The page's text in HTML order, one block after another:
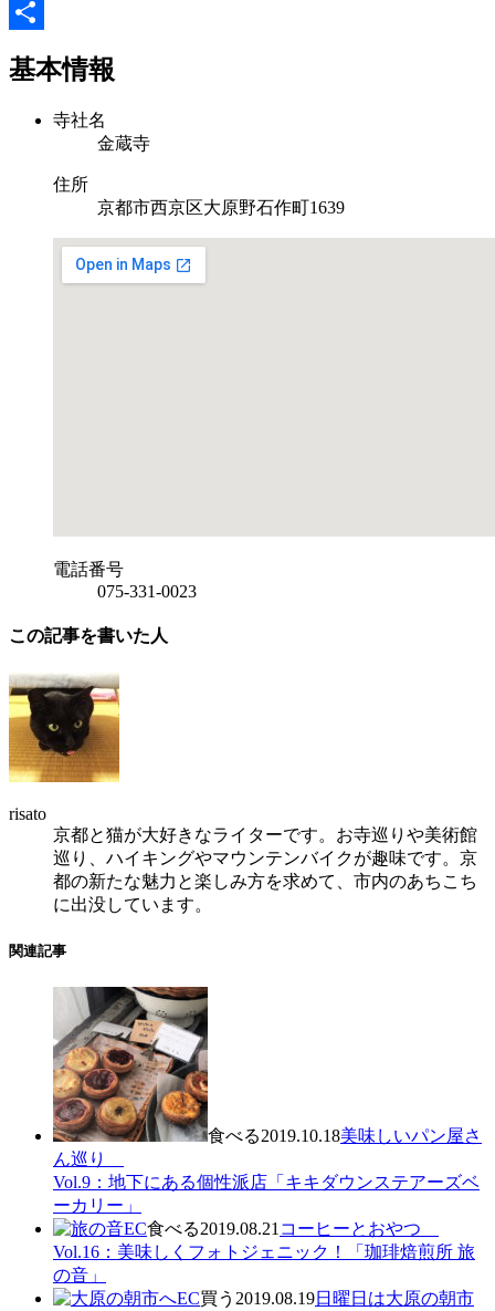
Email
有
基本情報
寺社名
金蔵寺
住所
京都市西京区大原野石作町1639
電話番号
075-331-0023
この記事を書いた人
risato
京都と猫が大好きなライターです。お寺巡りや美術館
巡り、ハイキングやマウンテンバイクが趣味です。京
都の新たな魅力と楽しみ方を求めて、市内のあちこち
に出没しています。
関連記事
食べる2019.10.18美味しいパン屋さ
ん巡り
Vol.9：地下にある個性派店「キキダウンステアーズベ
ーカリー」
食べる2019.08.21 コーヒーとおやつ
Vol.16：美味しくフォトジェニック！「珈琲焙煎所 旅
の音」
買う 2019.08.19日曜日は大原の朝市